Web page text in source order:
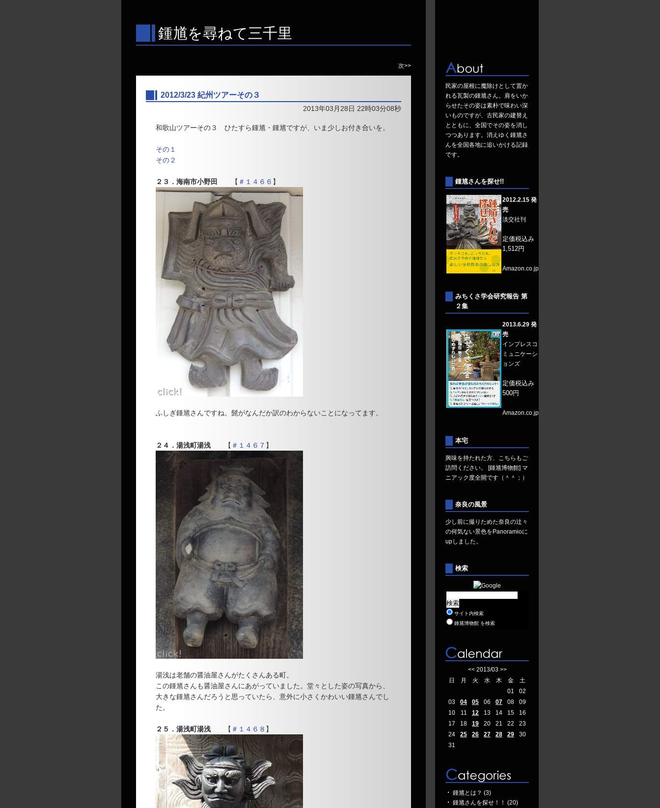
鍾馗を尋ねて三千里
次>>
2012/3/23 紀州ツアーその３
2013年03月28日 22時03分08秒
和歌山ツアーその３ ひたすら鍾馗・鍾馗ですが、いま少しお付き合いを。
その１
その２
２３．海南市小野田 【 ＃１４６６ 】
ふしぎ鍾馗さんですね。髭がなんだか訳のわからないことになってます。
２４．湯浅町湯浅 【 ＃１４６７ 】
湯浅は老舗の醤油屋さんがたくさんある町。
この鍾馗さんも醤油屋さんにあがっていました。堂々とした姿の写真から、
大きな鍾馗さんだろうと思っていたら、意外に小さくかわいい鍾馗さんでし
た。
２５． 湯浅町湯浅 【 ＃１４６８ 】
民家の屋根に魔除けとして置か
れる瓦製の鍾馗さん。肩をいか
らせたその姿は素朴で味わい深
いものですが、古民家の建替え
とともに、全国でその姿を消し
つつあります。消えゆく鍾馗さ
んを全国各地に追いかける記録
です。
鍾馗さんを探せ!!
2012.2.15 発
売
淡交社刊
定価税込み
1,512円
Amazon.co.jp
みちくさ学会研究報告 第
２集
2013.6.29 発
売
インプレスコ
ミュニケーシ
ョンズ
定価税込み
500円
Amazon.co.jp
本宅
興味を持たれた方、こちらもご
訪問ください。 [鍾馗博物館] マ
ニアック度全開です（＾＾；）
奈良の風景
少し前に撮りためた奈良の辻々
の何気ない景色を Panoramioに
upしました。
検索
サイト内検索
鍾馗博物館 を検索
<< 2013/03 >>
日
月 火 水 木 金
土
01
02
03
04 05 06 07 08
09
10
11 12 13 14 15
16
17
18 19 20 21 22
23
24
25 26 27 28 29
30
31
鍾馗とは？ (3)
鍾馗さんを探せ！！ (20)